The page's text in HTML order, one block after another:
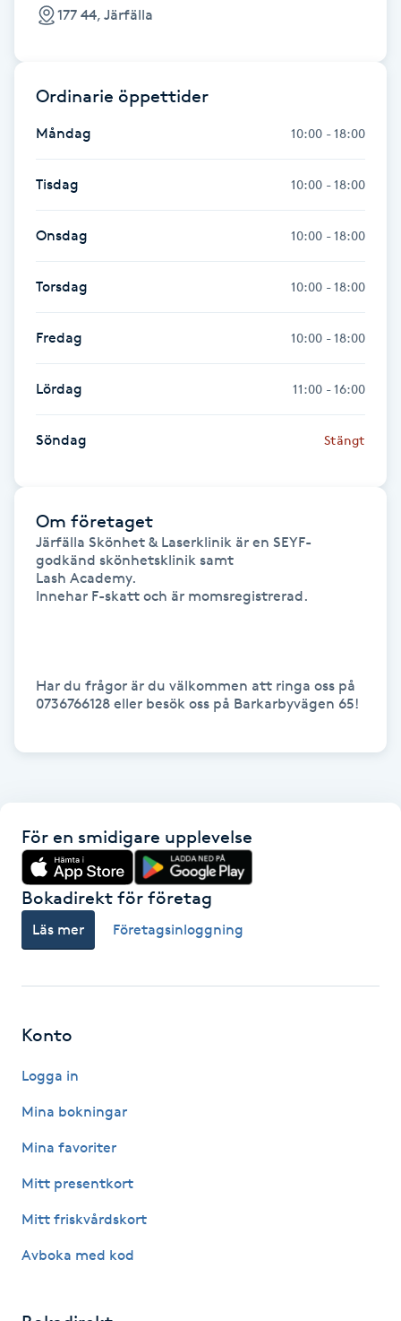
Kroppspeeling
Käkledsbehandling
Kärlbehandling
Laserbehandling
Lashlift Keratin
LED-ljusterapi
Liktornar
LPG-behandling
LPG-massage
Läpptatuering
M
Manikyr & Pedikyr
Massage
Medial vägledning
Medicinsk massage
Meditation
Medium
Melasma
177 44, Järfälla
Ordinarie öppettider
Måndag 10:00 - 18:00
Tisdag 10:00 - 18:00
Onsdag 10:00 - 18:00
Torsdag 10:00 - 18:00
Fredag 10:00 - 18:00
Lördag 11:00 - 16:00
Söndag Stängt
Om företaget
Järfälla Skönhet & Laserklinik är en SEYF-
godkänd skönhetsklinik samt
Lash Academy.
Innehar F-skatt och är momsregistrerad.
Har du frågor är du välkommen att ringa oss på
0736766128 eller besök oss på Barkarbyvägen 65!
För en smidigare upplevelse
Bokadirekt för företag
Läs mer Företagsinloggning
Konto
Logga in
Mina bokningar
Mina favoriter
Mitt presentkort
Mitt friskvårdskort
Avboka med kod